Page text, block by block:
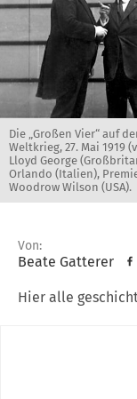
Die „Großen Vier“ auf
Weltkrieg, 27. Mai 1919
Lloyd George
Orlando (Italien),
Woodrow Wilson (USA).
Von:
Beate Gatterer
Hier alle